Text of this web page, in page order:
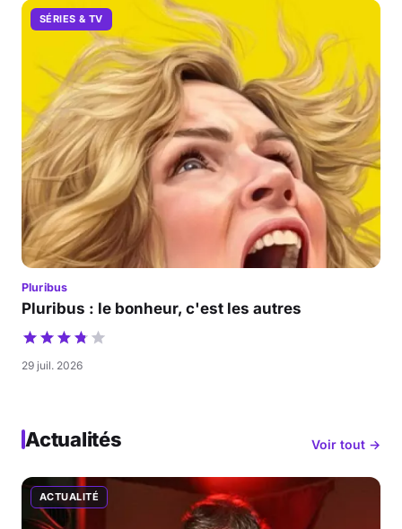
SÉRIES & TV
Pluribus
Pluribus : le bonheur, c'est les autres
29 juil. 2026
Actualités Voir tout →
ACTUALITÉ